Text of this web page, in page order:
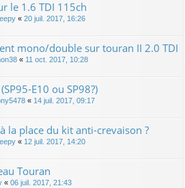
le 1.6 TDI 115ch
« 20 juil. 2017, 16:26
mono/double sur touran II 2.0 TDI
« 11 oct. 2017, 10:28
E10 ou SP98?)
« 14 juil. 2017, 09:17
la place du kit anti-crevaison ?
« 12 juil. 2017, 14:20
Touran
« 06 juil. 2017, 21:43